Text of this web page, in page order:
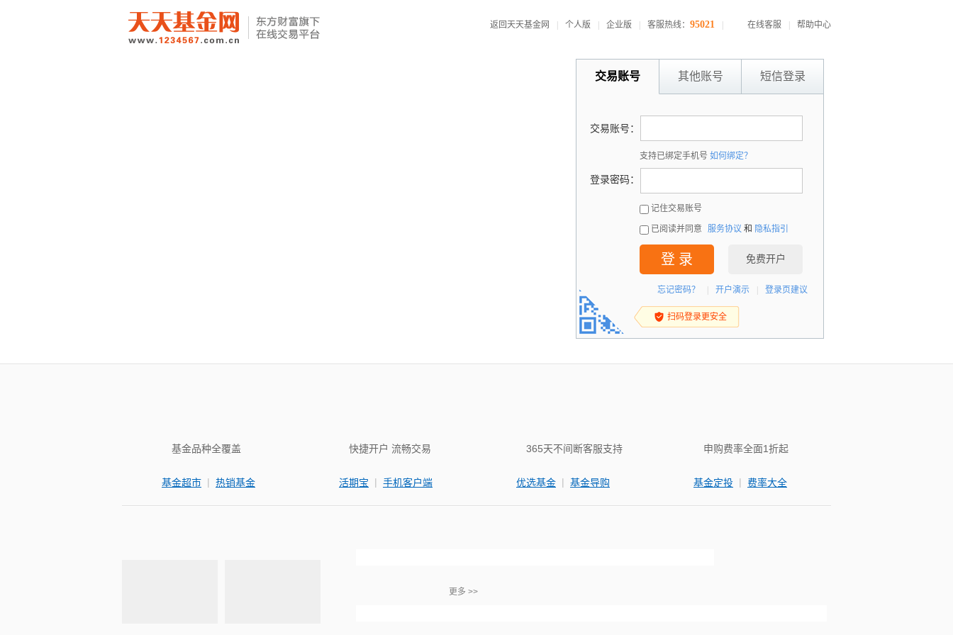
返回天天基金网 个人版 企业版 客服热线： 95021 在线客服 帮助中心
交易账号 其他账号 短信登录
交易账号：
支持已绑定手机号 如何绑定？
登录密码：
记住交易账号
已阅读并同意 服务协议 和 隐私指引
登 录 免费开户
忘记密码？ 开户演示 登录页建议
扫码登录更安全
基金品种全覆盖
基金超市 | 热销基金
快捷开户 流畅交易
活期宝 | 手机客户端
365天不间断客服支持
优选基金 | 基金导购
申购费率全面1折起
基金定投 | 费率大全
更多 >>